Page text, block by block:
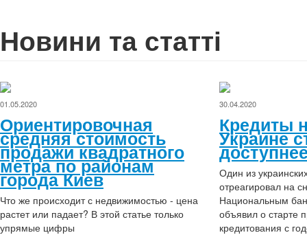
Новини та статті
01.05.2020
Ориентировочная
средняя стоимость
продажи квадратного
метра по районам
города Киев
Что же происходит с недвижимостью - цена
растет или падает? В этой статье только
упрямые цифры
30.04.2020
Кредиты
Украине
Один из
отреагировал на
Национальным
объявил о старте
кредитования с